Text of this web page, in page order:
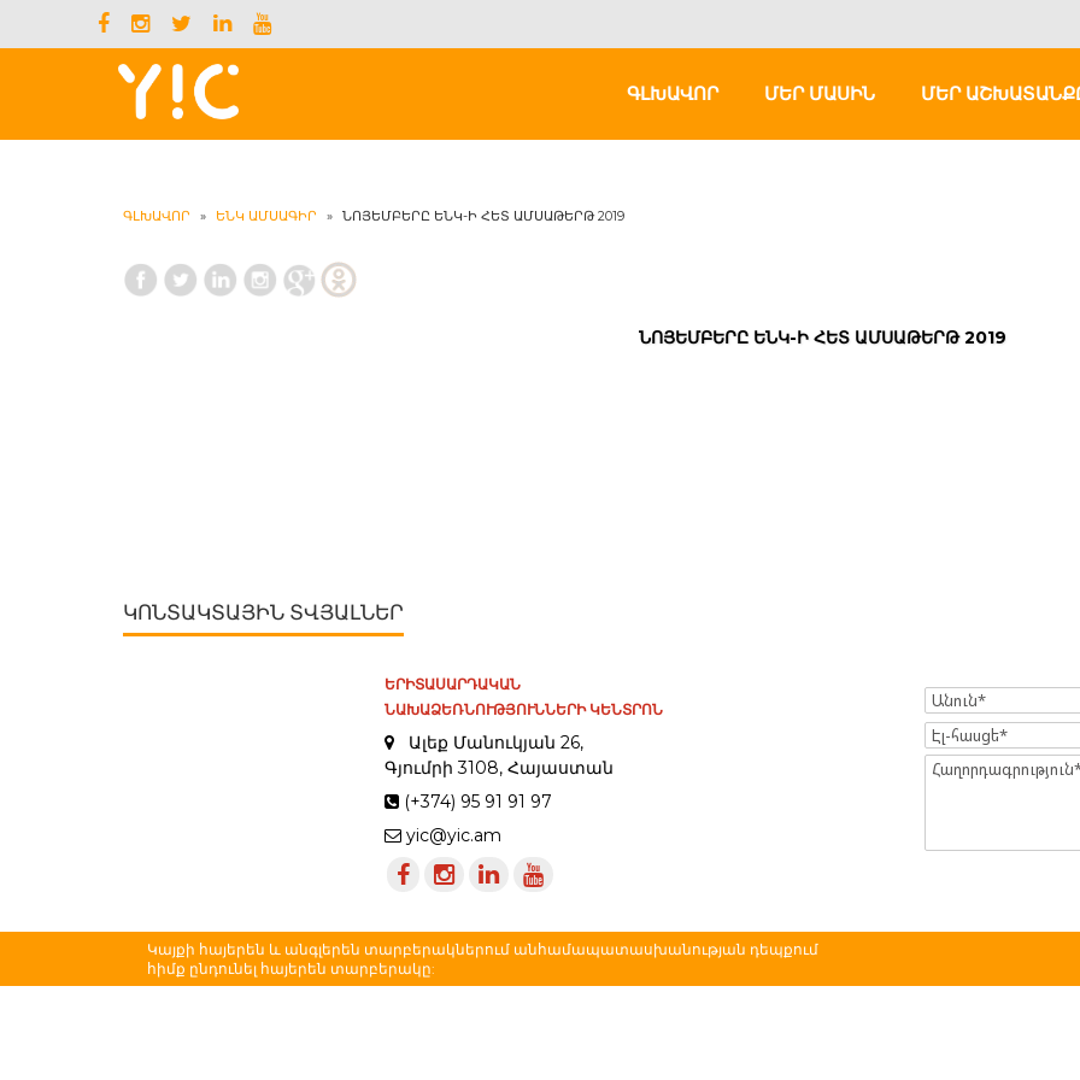
ԳԼԽԱՎՈՐ ՄԵՐ ՄԱՍԻՆ ՄԵՐ
ԳԼԽԱՎՈՐ » ԵՆԿ ԱՄՍԱԳԻՐ » ՆՈՅԵՄԲԵՐԸ ԵՆԿ-Ի ՀԵՏ ԱՄՍԱԹԵՐԹ 2019
ՆՈՅԵՄԲԵՐԸ ԵՆԿ-Ի ՀԵՏ ԱՄՍԱԹԵՐԹ 2019
ԿՈՆՏԱԿՏԱՅԻՆ ՏՎՅԱԼՆԵՐ
ԵՐԻՏԱՍԱՐԴԱԿԱՆ
ՆԱԽԱՁԵՌՆՈՒԹՅՈՒՆՆԵՐԻ ԿԵՆՏՐՈՆ
Ալեք Մանուկյան 26,
Գյումրի 3108, Հայաստան
(+374) 95 91 91 97
yic@yic.am
Name
Էլ-
հասցե
Message
Կայքի հայերեն և անգլերեն տարբերակներում անհամապատասխանության դեպքում
հիմք ընդունել հայերեն տարբերակը: